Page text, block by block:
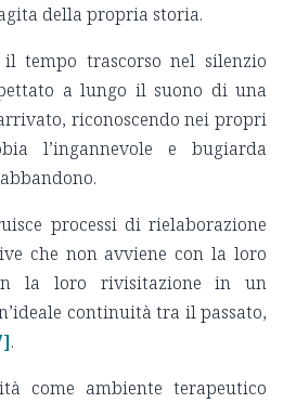
della propria storia.
tempo trascorso nel silenzio
a lungo il suono di una
riconoscendo nei propri
l’ingannevole e bugiarda
processi di rielaborazione
che non avviene con la loro
la loro rivisitazione in un
continuità tra il passato,
.
come ambiente terapeutico